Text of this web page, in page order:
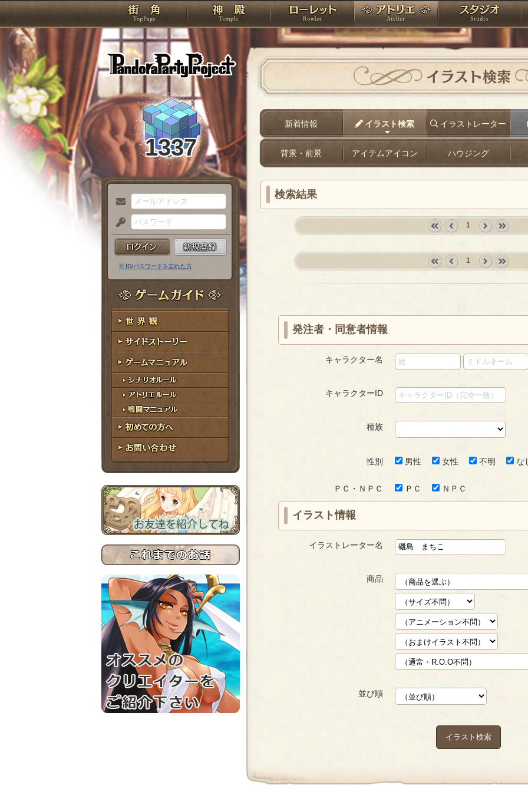
PandoraPartyProject
TOP 神殿 ローレット アトリエ
1337
メ
ー
ル
ア
ド
レ
ス
パ
ス
ー
ド
※ ID/パスワードを忘れた方
ゲームガイド
世界観
サイドストーリー
ゲームマニュアル
シナリオルール
アトリエルール
戦闘マニュアル
初めての方へ
お問い合わせ
イラスト検索
新着情報 イラスト検索 イラストレーター
背景・前景 アイテムアイコン ハウジング
検索結果
first prev
1
›
»
1
発注者・同意者情報
キャラクター名
キャラクターID
種族
性別 男性 女性 不明 な
ＰＣ・ＮＰＣ ＰＣ ＮＰＣ
イラスト情報
イラストレーター名
商品
並び順
イラスト検索